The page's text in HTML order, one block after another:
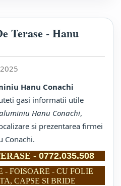
Terase - Hanu
Hanu Conachi
gasi informatii utile
Hanu Conachi,
si prezentarea firmei
Conachi.
- 0772.035.508
- FOISOARE - CU FOLIE
CAPSE SI BRIDE